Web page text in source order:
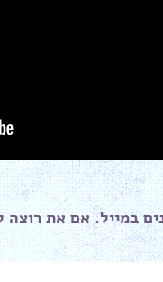
במייל. אם את